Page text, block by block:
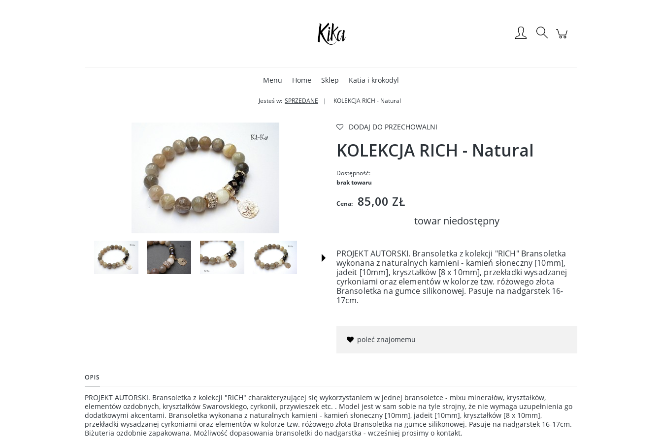
Menu Home Sklep Katia i krokodyl
Jesteś w: SPRZEDANE KOLEKCJA RICH - Natural
DODAJ DO PRZECHOWALNI
KOLEKCJA RICH - Natural
Dostępność:
brak towaru
Cena: 85,00 ZŁ
towar niedostępny
PROJEKT AUTORSKI. Bransoletka z kolekcji "RICH" Bransoletka
wykonana z naturalnych kamieni - kamień słoneczny [10mm],
jadeit [10mm], kryształków [8 x 10mm], przekładki wysadzanej
cyrkoniami oraz elementów w kolorze tzw. różowego złota
Bransoletka na gumce silikonowej. Pasuje na nadgarstek 16-
17cm.
poleć znajomemu
OPIS
PROJEKT AUTORSKI. Bransoletka z kolekcji "RICH" charakteryzującej się wykorzystaniem w jednej bransoletce - mixu minerałów, kryształków,
elementów ozdobnych, kryształków Swarovskiego, cyrkonii, przywieszek etc. . Model jest w sam sobie na tyle strojny, że nie wymaga uzupełnienia go
dodatkowymi akcentami. Bransoletka wykonana z naturalnych kamieni - kamień słoneczny [10mm], jadeit [10mm], kryształków [8 x 10mm],
przekładki wysadzanej cyrkoniami oraz elementów w kolorze tzw. różowego złota Bransoletka na gumce silikonowej. Pasuje na nadgarstek 16-17cm.
Biżuteria ozdobnie zapakowana. Możliwość dopasowania bransoletki do nadgarstka - wcześniej prosimy o kontakt.